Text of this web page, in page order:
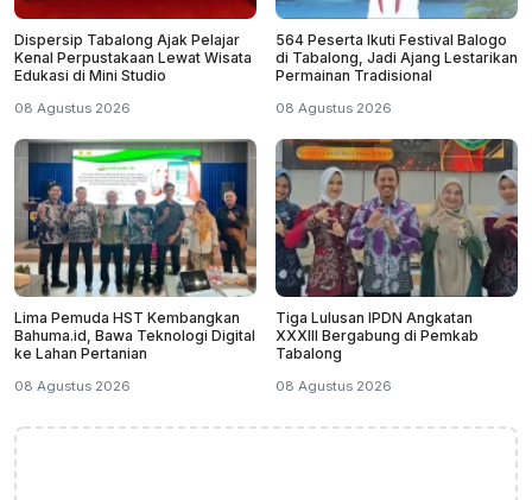
Dispersip Tabalong Ajak Pelajar
Kenal Perpustakaan Lewat Wisata
Edukasi di Mini Studio
08 Agustus 2026
564 Peserta Ikuti Festival Balogo
di Tabalong, Jadi Ajang Lestarikan
Permainan Tradisional
08 Agustus 2026
Lima Pemuda HST Kembangkan
Bahuma.id, Bawa Teknologi Digital
ke Lahan Pertanian
08 Agustus 2026
Tiga Lulusan IPDN Angkatan
XXXIII Bergabung di Pemkab
Tabalong
08 Agustus 2026